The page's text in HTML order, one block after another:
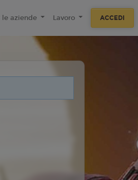
le aziende Lavoro ACCEDI